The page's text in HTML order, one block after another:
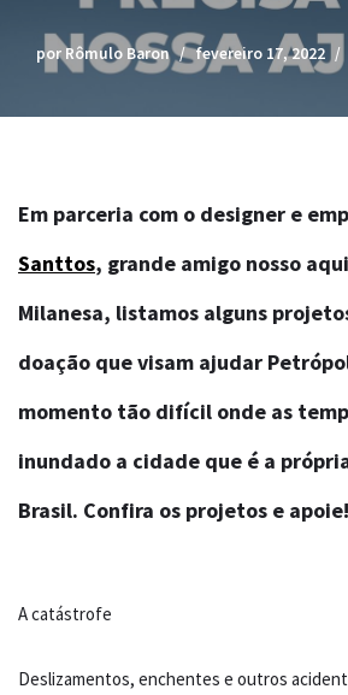
por Rômulo Baron fevereiro 17, 2022
Em parceria com o designer e
Santtos, grande amigo nosso
Milanesa, listamos alguns
doação que visam ajudar
momento tão difícil onde as
inundado a cidade que é a
Brasil. Confira os projetos e apoie!
A catástrofe
Deslizamentos, enchentes e outros